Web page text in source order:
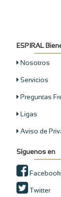
ESPIRAL
Nosotros
Servicios
Preguntas
Ligas
Aviso de
Síguenos en
Facebook
Twitter